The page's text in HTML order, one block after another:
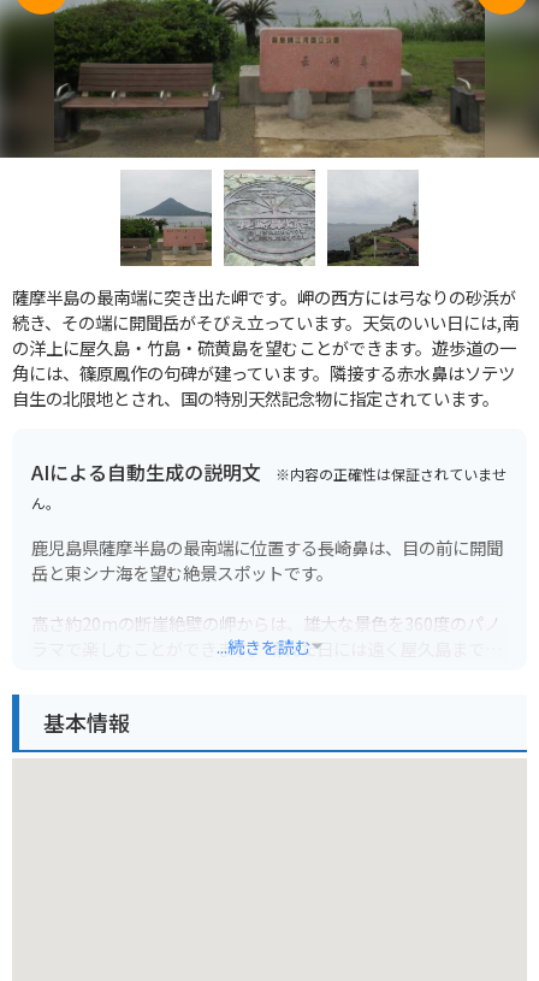
薩摩半島の最南端に突き出た岬です。岬の西方には弓なりの砂浜が
続き、その端に開聞岳がそびえ立っています。天気のいい日には,南
の洋上に屋久島・竹島・硫黄島を望むことができます。遊歩道の一
角には、篠原鳳作の句碑が建っています。隣接する赤水鼻はソテツ
自生の北限地とされ、国の特別天然記念物に指定されています。
AIによる自動生成の説明文 ※内容の正確性は保証されていませ
ん。
鹿児島県薩摩半島の最南端に位置する長崎鼻は、目の前に開聞
岳と東シナ海を望む絶景スポットです。
高さ約20mの断崖絶壁の岬からは、雄大な景色を360度のパノ
ラマで楽しむことができます。晴れた日には遠く屋久島まで見
周辺には遊歩道が整備されているので、岬の先端まで歩いて行
くことができます。また、長崎鼻灯台や展望台もあり、青い海
...続きを読む
基本情報